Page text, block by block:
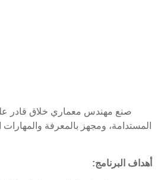
صنع مهندس معماري خلاق قادر على
المستدامة، ومجهز بالمعرفة
أهداف البرنامج: